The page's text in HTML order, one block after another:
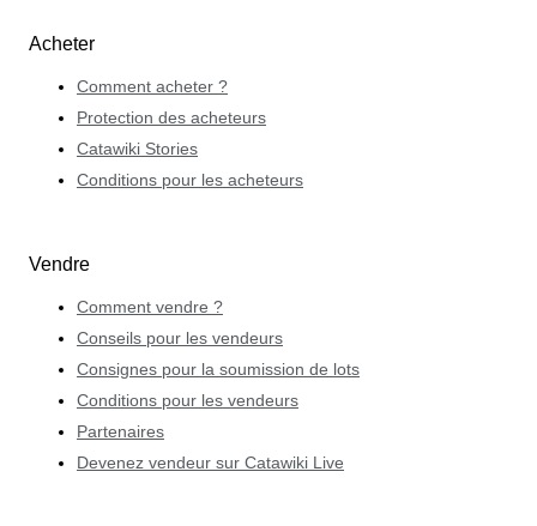
Acheter
Comment acheter ?
Protection des acheteurs
Catawiki Stories
Conditions pour les acheteurs
Vendre
Comment vendre ?
Conseils pour les vendeurs
Consignes pour la soumission de lots
Conditions pour les vendeurs
Partenaires
Devenez vendeur sur Catawiki Live